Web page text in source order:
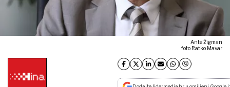
Ante Žigman
foto Ratko Mavar